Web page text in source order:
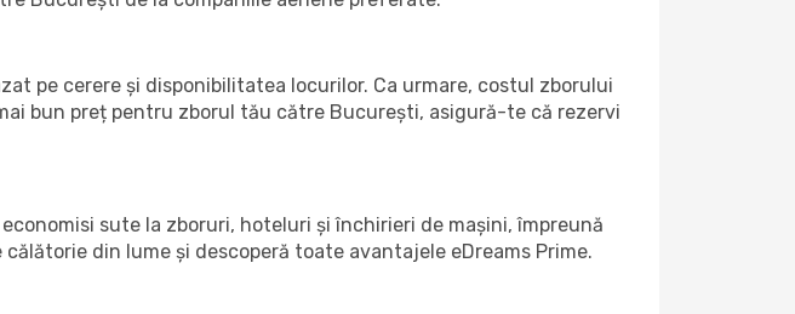
pe cerere și disponibilitatea locurilor. Ca urmare, costul zborului
bun preț pentru zborul tău către București, asigură-te că rezervi
sute la zboruri, hoteluri și închirieri de mașini, împreună
din lume și descoperă toate avantajele eDreams Prime.